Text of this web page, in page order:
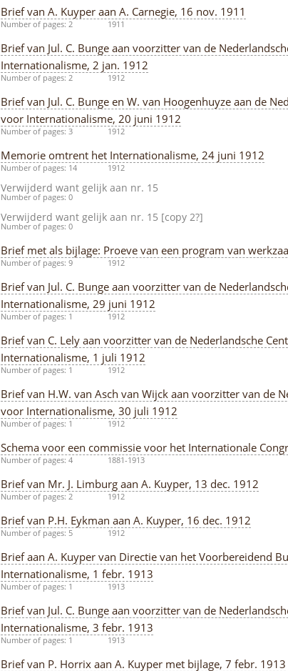
Brief van A. Kuyper aan A. Carnegie, 16 nov. 1911
Number of pages: 2 1911
Brief van Jul. C. Bunge aan voorzitter van de
Internationalisme, 2 jan. 1912
Number of pages: 2 1912
Brief van Jul. C. Bunge en W. van Hoogenhuyze aan de
voor Internationalisme, 20 juni 1912
Number of pages: 3 1912
Memorie omtrent het Internationalisme, 24 juni 1912
Number of pages: 14 1912
Verwijderd want gelijk aan nr. 15
Number of pages: 0
Verwijderd want gelijk aan nr. 15 [copy 2?]
Number of pages: 0
Brief met als bijlage: Proeve van een program van
Number of pages: 9 1912
Brief van Jul. C. Bunge aan voorzitter van de
Internationalisme, 29 juni 1912
Number of pages: 1 1912
Brief van C. Lely aan voorzitter van de Nederlandsche
Internationalisme, 1 juli 1912
Number of pages: 1 1912
Brief van H.W. van Asch van Wijck aan voorzitter van de
voor Internationalisme, 30 juli 1912
Number of pages: 1 1912
Schema voor een commissie voor het Internationale
Number of pages: 4 1881-1913
Brief van Mr. J. Limburg aan A. Kuyper, 13 dec. 1912
Number of pages: 2 1912
Brief van P.H. Eykman aan A. Kuyper, 16 dec. 1912
Number of pages: 5 1912
Brief aan A. Kuyper van Directie van het Voorbereidend
Internationalisme, 1 febr. 1913
Number of pages: 1 1913
Brief van Jul. C. Bunge aan voorzitter van de
Internationalisme, 3 febr. 1913
Number of pages: 1 1913
Brief van P. Horrix aan A. Kuyper met bijlage, 7 febr. 1913